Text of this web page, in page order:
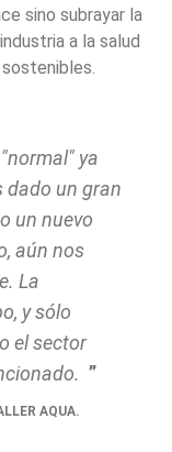
sino subrayar la
a la salud
ya
dado un gran
un nuevo
aún nos
La
y sólo
el sector
AQUA.